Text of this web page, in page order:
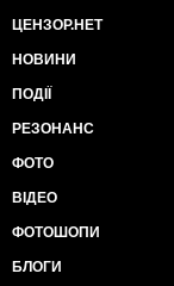
ЦЕНЗОР.НЕТ
НОВИНИ
ПОДІЇ
РЕЗОНАНС
ФОТО
ВІДЕО
ФОТОШОПИ
БЛОГИ